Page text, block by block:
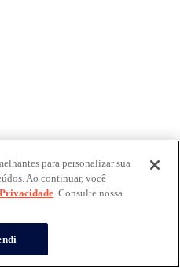
para personalizar sua
Ao continuar, você
. Consulte nossa